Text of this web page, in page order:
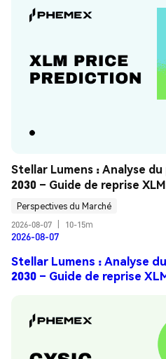
Stellar Lumens : Analyse
2030 – Guide de reprise XLM
Perspectives du Marché
2026-08-07
10-15m
2026-08-07
Stellar Lumens : Analyse
2030 – Guide de reprise